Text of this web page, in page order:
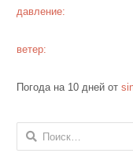
давление:
ветер:
Погода на 10 дней от
Найти: